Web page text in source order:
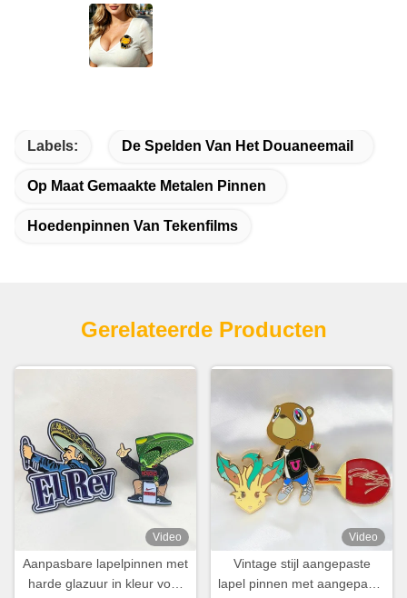
designs and overall look of the medals.It’s really
great that the seller offers small-batch
customisation, which suited my needs perfectly.
The whole order experience was lovely, and I’m
Labels: De Spelden Van Het Douaneemail
Op Maat Gemaakte Metalen Pinnen
Hoedenpinnen Van Tekenfilms
Gerelateerde Producten
Video
Aanpasbare lapelpinnen met
harde glazuur in kleur voor
Video
Vintage stijl aangepaste
lapel pinnen met aangepaste